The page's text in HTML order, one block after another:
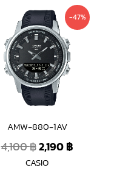
-47%
AMW-880-1AV
4,100฿
Original
price
was:
4,100 ฿.
2,190฿
Current
price
CASIO